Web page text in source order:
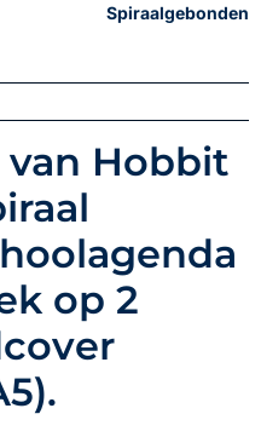
Spiraalgebonden
Hobbit
op 2